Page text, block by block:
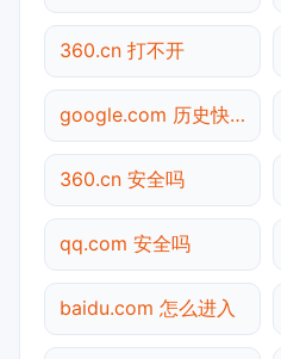
360.cn 打不开
google.com 历史快照
360.cn 安全吗
qq.com 安全吗
baidu.com 怎么进入